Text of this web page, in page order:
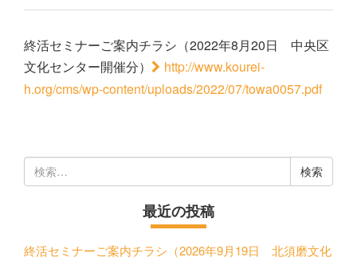
終活セミナーご案内チラシ（2022年8月20日 中央区
文化センター開催分）
http://www.kourei-
h.org/cms/wp-content/uploads/2022/07/towa0057.pdf
検
索:
最近の投稿
終活セミナーご案内チラシ（2026年9月19日 北須磨文化